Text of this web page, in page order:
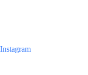
Instagram